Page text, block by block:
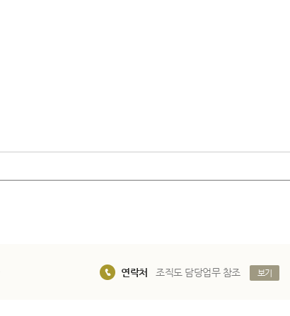
연락처 조직도 담당업무 참조 보기